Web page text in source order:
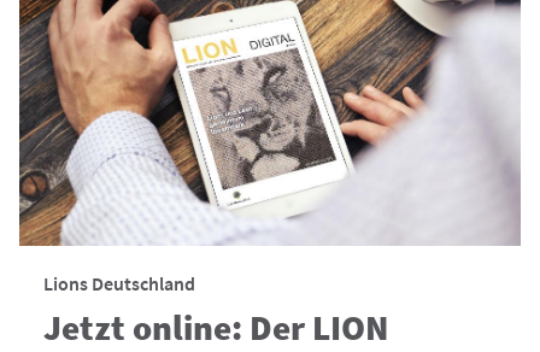
Lions Deutschland
Jetzt online: Der LION